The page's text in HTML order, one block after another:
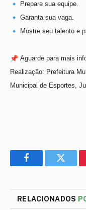
Prepare sua equipe.
Garanta sua vaga.
Mostre seu talento e
Aguarde para mais
Realização: Prefeitura
Municipal de Esportes,
FacebookTwitter
RELACIONADOS